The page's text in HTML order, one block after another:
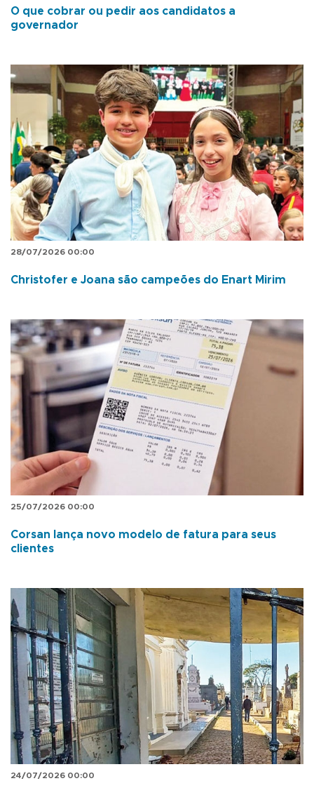
O que cobrar ou pedir aos candidatos a
governador
28/07/2026 00:00
Christofer e Joana são campeões do Enart Mirim
25/07/2026 00:00
Corsan lança novo modelo de fatura para seus
clientes
24/07/2026 00:00